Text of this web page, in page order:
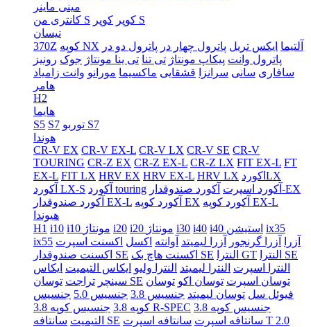
مینی ماینر
کانتری من S
کوپر کوپر S
نیسان
370Z
کوپه NX آلتیما ایکس تریل پاترول چهار در پاترول دو در
پاترول وانت پیکاپ مونتاژ تی تنا تی ینا مونتاژ جوک رونیز
سافاری سانی سرانزا قشقایی ماکسیما مورانو وانت زامیاد
هامر
H2
هایما
S5 S7
توربو S7
هوندا
CR-V EX CR-V EX-L CR-V LX CR-V SE CR-V
TOURING CR-Z EX CR-Z EX-L CR-Z LX FIT EX-L FT
EX-L FIT LX HRV EX HRV EX-L HRV LX
اکوردLX
آکورد LX-S
آکورد touring آکورد اسپرت آکورد صندوقدار-EX
آکورد صندوقدار EX-L
آکورد کوپه EX
آکورد کوپه EX-L
هیوندا
H1 i10 i10 مونتاژ i20 i20 مونتاژ i30 i40 i40 استیشن ix35
ix55
آزرا آزرا گرنجور آزرا لیمیتد آوانته اکسل اکسنت اسپرت
اکسنت صندوقدار SE
اکسنت هاچ بک SE النترا GT
النترا SE
النترا اسپرت النترا لیمیتد النترا ولیو ایکاس التیمیت ایکاس
سینچر تراجت توسان SE توسان اسپرت توسان اکو توسان
فیوئل سل توسان لیمیتد جنسیس 3.8 جنسیس 5.0
جنسیس
کوپه 3.8 جنسیس کوپه 3.8 R-SPEC جنسیس کوپه 3.8
التیمیت سانتافه SE سانتافه اسپرت سانتافه اسپرت T 2.0